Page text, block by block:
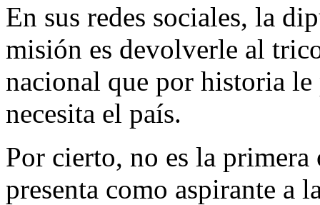
En sus redes sociales, la
misión es devolverle al
nacional que por historia le
necesita el país.
Por cierto, no es la
presenta como aspirante a